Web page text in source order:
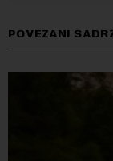
POVEZANI